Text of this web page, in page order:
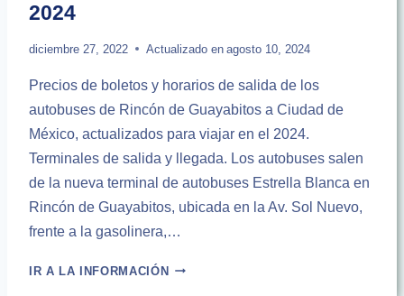
2024
diciembre 27, 2022 Actualizado en agosto 10, 2024
Precios de boletos y horarios de salida de los
autobuses de Rincón de Guayabitos a Ciudad de
México, actualizados para viajar en el 2024.
Terminales de salida y llegada. Los autobuses salen
de la nueva terminal de autobuses Estrella Blanca en
Rincón de Guayabitos, ubicada en la Av. Sol Nuevo,
frente a la gasolinera,…
IR A LA INFORMACIÓNAUTOBUSES